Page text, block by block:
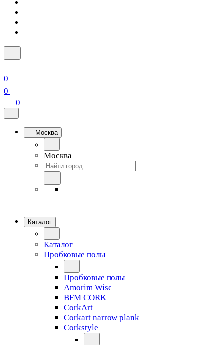
0
0
0
Москва
Москва
Каталог
Каталог
Пробковые полы
Пробковые полы
Amorim Wise
BFM CORK
CorkArt
Corkart narrow plank
Corkstyle